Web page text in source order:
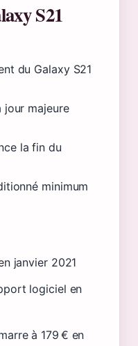
S21
du Galaxy S21
jour majeure
la fin du
minimum
janvier 2021
logiciel en
à 179 € en